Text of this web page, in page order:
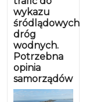
wykazu
śródlądowych
dróg
wodnych.
Potrzebna
opinia
samorządów